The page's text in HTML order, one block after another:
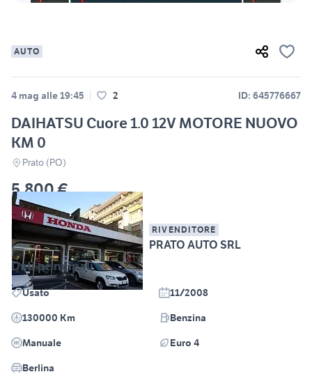
AUTO
4 mag alle 19:45 2 ID: 645776667
DAIHATSU Cuore 1.0 12V MOTORE NUOVO
KM 0
Prato (PO)
5.800 €
RIVENDITORE
PRATO AUTO SRL
Dati principali
Usato
11/2008
130000 Km
Benzina
Manuale
Euro 4
Berlina